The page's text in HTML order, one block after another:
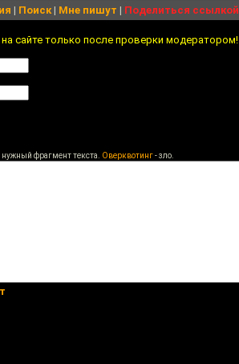
| Поиск| Мне пишут | Поделиться ссылкой
сайте только после проверки модератором!
фрагмент текста. Оверквотинг- зло.